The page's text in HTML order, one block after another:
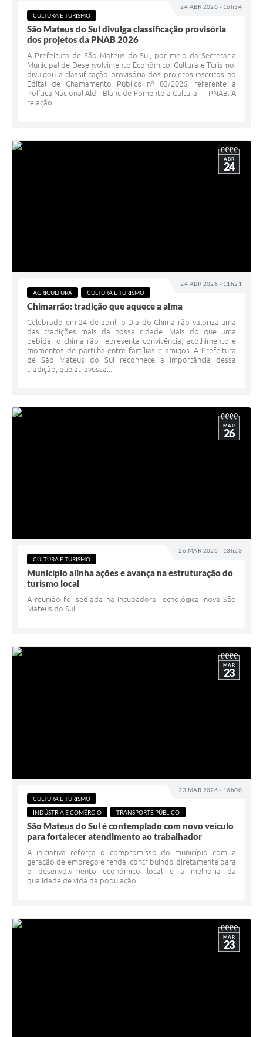
24 ABR 2026 - 16h34
CULTURA E TURISMO
São Mateus do Sul divulga classificação provisória
dos projetos da PNAB 2026
A Prefeitura de São Mateus do Sul, por meio da Secretaria
Municipal de Desenvolvimento Econômico, Cultura e Turismo,
divulgou a classificação provisória dos projetos inscritos no
Edital de Chamamento Público nº 03/2026, referente à
Política Nacional Aldir Blanc de Fomento à Cultura — PNAB. A
relação...
24 ABR 2026 - 11h21
ABR
24
AGRICULTURA CULTURA E TURISMO
Chimarrão: tradição que aquece a alma
Celebrado em 24 de abril, o Dia do Chimarrão valoriza uma
das tradições mais da nossa cidade. Mais do que uma
bebida, o chimarrão representa convivência, acolhimento e
momentos de partilha entre famílias e amigos. A Prefeitura
de São Mateus do Sul reconhece a importância dessa
tradição, que atravessa...
26 MAR 2026 - 13h23
MAR
26
CULTURA E TURISMO
Município alinha ações e avança na estruturação do
turismo local
A reunião foi sediada na Incubadora Tecnológica Inova São
Mateus do Sul.
23 MAR 2026 - 16h00
MAR
23
CULTURA E TURISMO
INDÚSTRIA E COMÉRCIO
TRANSPORTE PÚBLICO
São Mateus do Sul é contemplado com novo veículo
para fortalecer atendimento ao trabalhador
A iniciativa reforça o compromisso do município com a
geração de emprego e renda, contribuindo diretamente para
o desenvolvimento econômico local e a melhoria da
qualidade de vida da população.
MAR
23